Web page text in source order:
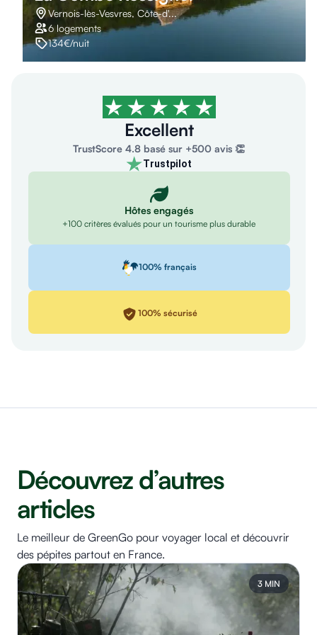
Vernois-lès-Vesvres, Côte-d'...
6 logements
134€/nuit
Excellent
TrustScore 4.8 basé sur +500 avis 👏
Trustpilot
Hôtes engagés
+100 critères évalués pour un tourisme plus durable
100% français
100% sécurisé
Découvrez d’autres
articles
Le meilleur de GreenGo pour voyager local et découvrir
des pépites partout en France.
3 MIN